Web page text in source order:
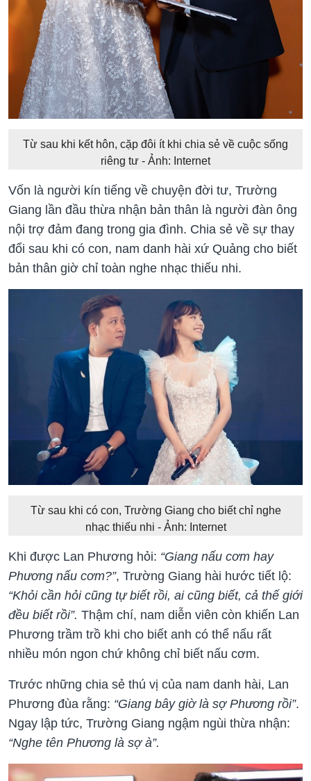
Từ sau khi kết hôn, cặp đôi ít khi chia sẻ về cuộc sống
riêng tư - Ảnh: Internet
Vốn là người kín tiếng về chuyện đời tư, Trường
Giang lần đầu thừa nhận bản thân là người đàn ông
nội trợ đảm đang trong gia đình. Chia sẻ về sự thay
đổi sau khi có con, nam danh hài xứ Quảng cho biết
bản thân giờ chỉ toàn nghe nhạc thiếu nhi.
Từ sau khi có con, Trường Giang cho biết chỉ nghe
nhạc thiếu nhi - Ảnh: Internet
Khi được Lan Phương hỏi: “Giang nấu cơm hay
Phương nấu cơm?”, Trường Giang hài hước tiết lộ:
“Khỏi cần hỏi cũng tự biết rồi, ai cũng biết, cả thế giới
đều biếtrồi”. Thậm chí, nam diễn viên còn khiến Lan
Phương trầm trồ khi cho biết anh có thể nấu rất
nhiều món ngon chứ không chỉ biết nấu cơm.
Trước những chia sẻ thú vị của nam danh hài, Lan
Phương đùa rằng: “Giang bây giờ là sợ Phương rồi”.
Ngay lập tức, Trường Giang ngậm ngùi thừa nhận:
“Nghe tên Phương là sợ à”.